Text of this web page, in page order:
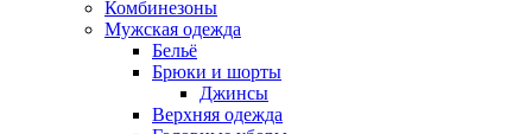
Комбинезоны
Мужская одежда
Бельё
Брюки и шорты
Джинсы
Верхняя одежда